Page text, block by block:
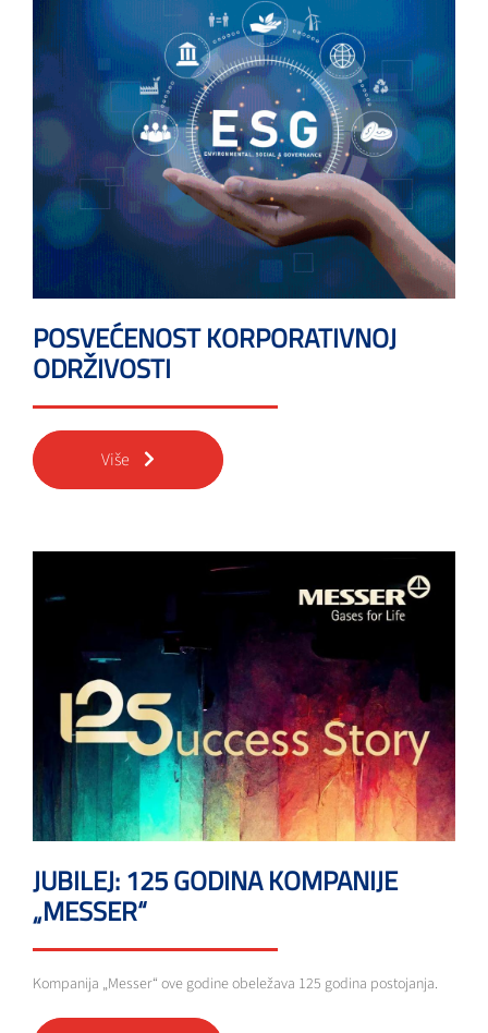
POSVEĆENOST KORPORATIVNOJ
ODRŽIVOSTI
Više
JUBILEJ: 125 GODINA KOMPANIJE
„MESSER“
Kompanija „Messer“ ove godine obeležava 125 godina postojanja.